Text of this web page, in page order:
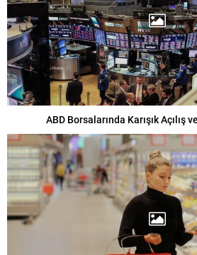
ABD Borsalarında Karışık Açılış